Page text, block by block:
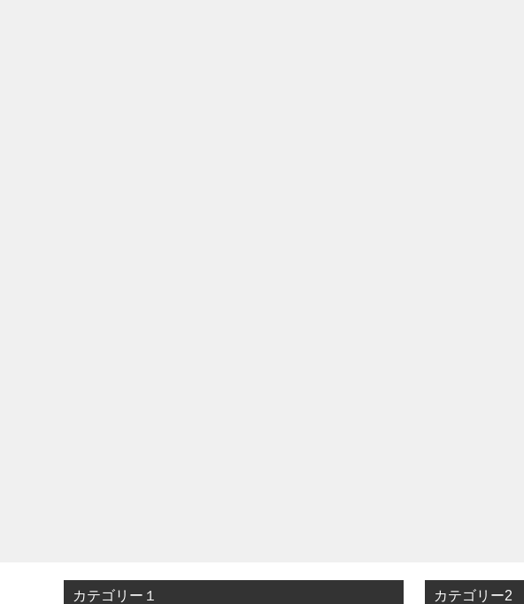
カテゴリー１ カテゴリー2